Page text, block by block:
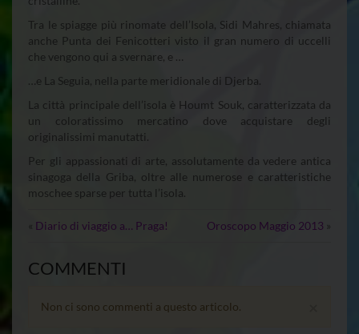
Tra le spiagge più rinomate dell’Isola, Sidi Mahres, chiamata
anche Punta dei Fenicotteri visto il gran numero di uccelli
che vengono qui a svernare, e …
…e La Seguia, nella parte meridionale di Djerba.
La città principale dell’isola è Houmt Souk, caratterizzata da
un coloratissimo mercatino dove acquistare degli
originalissimi manutatti.
Per gli appassionati di arte, assolutamente da vedere antica
sinagoga della Griba, oltre alle numerose e caratteristiche
moschee sparse per tutta l’isola.
« Diario di viaggio a… Praga! Oroscopo Maggio 2013 »
COMMENTI
Non ci sono commenti a questo articolo.